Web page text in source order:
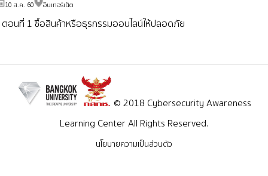
10 ส.ค. 60 อินเทอร์เน็ต
ตอนที่ 1 ซื้อสินค้าหรือธุรกรรมออนไลน์ให้ปลอดภัย
© 2018 Cybersecurity Awareness
Learning Center All Rights Reserved.
นโยบายความเป็นส่วนตัว